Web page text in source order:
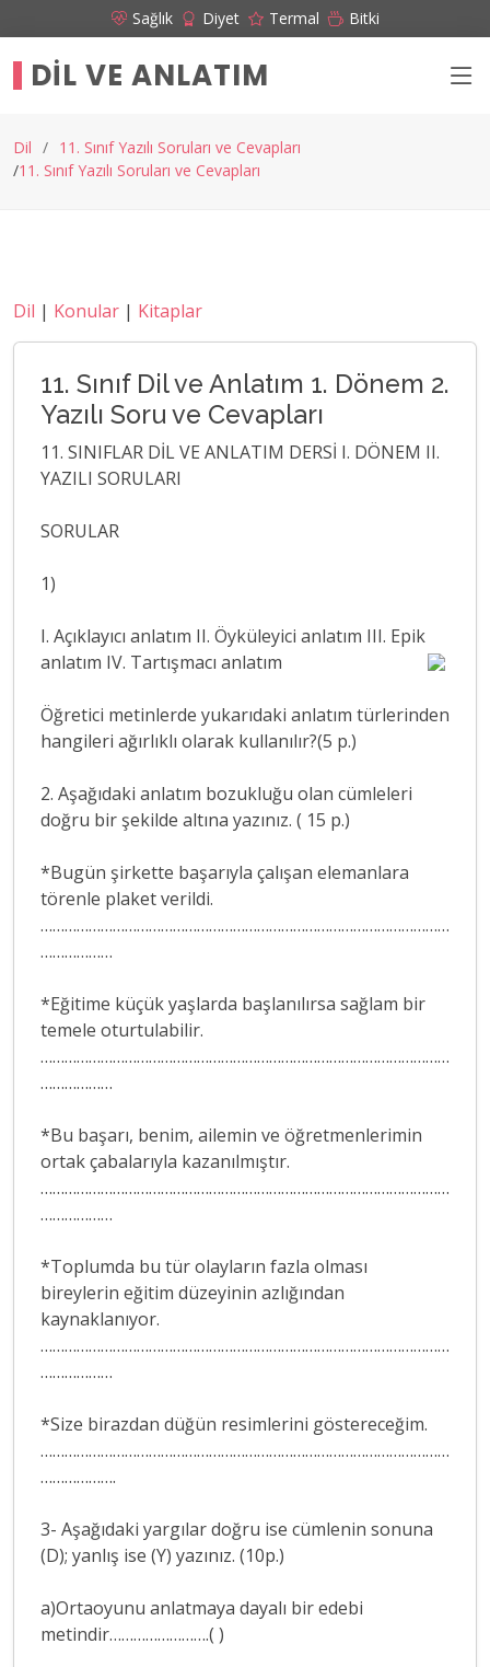
Sağlık Diyet Termal Bitki
DIL VE ANLATIM
Dil
11. Sınıf Yazılı Soruları ve Cevapları
11. Sınıf Yazılı Soruları ve Cevapları
Dil | Konular | Kitaplar
11. Sınıf Dil ve Anlatım 1. Dönem 2.
Yazılı Soru ve Cevapları
11. SINIFLAR DİL VE ANLATIM DERSİ I. DÖNEM II.
YAZILI SORULARI
SORULAR
1)
I. Açıklayıcı anlatım II. Öyküleyici anlatım III. Epik
anlatım IV. Tartışmacı anlatım
Öğretici metinlerde yukarıdaki anlatım türlerinden
hangileri ağırlıklı olarak kullanılır?(5 p.)
2. Aşağıdaki anlatım bozukluğu olan cümleleri
doğru bir şekilde altına yazınız. ( 15 p.)
*Bugün şirkette başarıyla çalışan elemanlara
törenle plaket verildi.
…………………………………………………………………………………………
………………
*Eğitime küçük yaşlarda başlanılırsa sağlam bir
temele oturtulabilir.
…………………………………………………………………………………………
………………
*Bu başarı, benim, ailemin ve öğretmenlerimin
ortak çabalarıyla kazanılmıştır.
…………………………………………………………………………………………
………………
*Toplumda bu tür olayların fazla olması
bireylerin eğitim düzeyinin azlığından
kaynaklanıyor.
…………………………………………………………………………………………
………………
*Size birazdan düğün resimlerini göstereceğim.
…………………………………………………………………………………………
……………….
3- Aşağıdaki yargılar doğru ise cümlenin sonuna
(D); yanlış ise (Y) yazınız. (10p.)
a)Ortaoyunu anlatmaya dayalı bir edebi
metindir…………………….( )